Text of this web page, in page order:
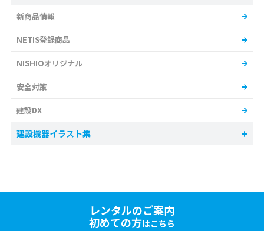
新商品情報
NETIS登録商品
NISHIOオリジナル
安全対策
建設DX
建設機器イラスト集
レンタルのご案内
初めての方はこちら